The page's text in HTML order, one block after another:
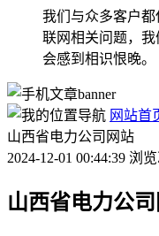
我们与众多客户
联网相关问题，
会感到相识恨晚。
网站首
山西省电力公司网站
2024-12-01 00:44:39 浏
山西省电力公